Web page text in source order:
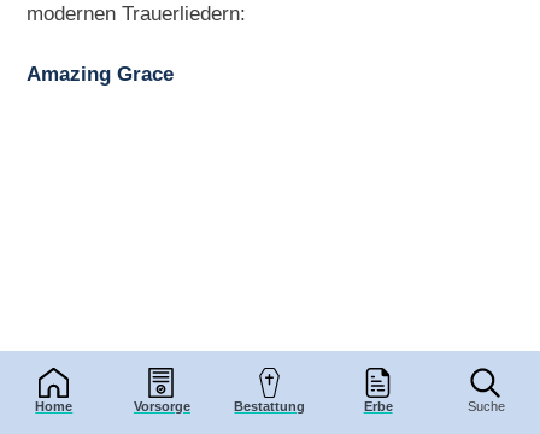
Home Vorsorge Bestattung Erbe Suche
modernen Trauerliedern:
Amazing Grace